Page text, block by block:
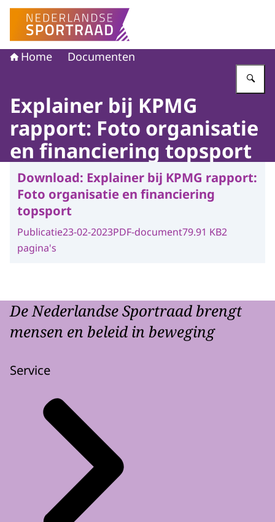
Naar de homepage van Nederlandse Sportraad
Home Documenten
Explainer bij KPMG
rapport: Foto organisatie
en financiering topsport
Download: Explainer bij KPMG rapport:
Foto organisatie en financiering
topsport
Publicatie23-02-2023PDF-document79.91 KB2
pagina's
De Nederlandse Sportraad brengt
mensen en beleid in beweging
Service